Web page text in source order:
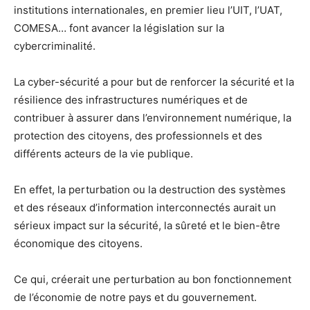
institutions internationales, en premier lieu l’UIT, l’UAT,
COMESA… font avancer la législation sur la
cybercriminalité.
La cyber-sécurité a pour but de renforcer la sécurité et la
résilience des infrastructures numériques et de
contribuer à assurer dans l’environnement numérique, la
protection des citoyens, des professionnels et des
différents acteurs de la vie publique.
En effet, la perturbation ou la destruction des systèmes
et des réseaux d’information interconnectés aurait un
sérieux impact sur la sécurité, la sûreté et le bien-être
économique des citoyens.
Ce qui, créerait une perturbation au bon fonctionnement
de l’économie de notre pays et du gouvernement.